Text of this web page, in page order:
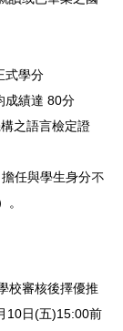
式學分
成績達 80分
之語言檢定證
任與學生身分不
校審核後擇優推
10日(五)15:00前